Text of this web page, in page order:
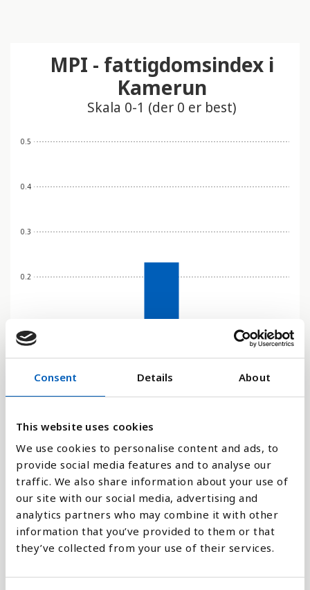
Consent Details About
This website uses cookies
We use cookies to personalise content and ads, to
provide social media features and to analyse our
traffic. We also share information about your use of
our site with our social media, advertising and
analytics partners who may combine it with other
information that you’ve provided to them or that
they’ve collected from your use of their services.
0.2
0.3
0.4
0.5
2024
MPI - fattigdomsindex i
Kamerun
Skala 0-1 (der 0 er best)
Stapeldiagram
Linje
Platt